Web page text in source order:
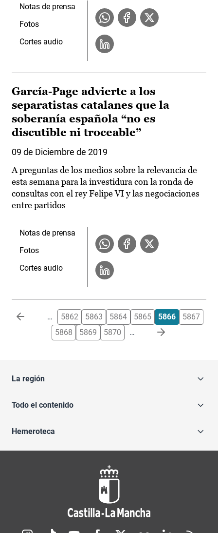
Notas de prensa
Fotos
Cortes audio
García-Page advierte a los
separatistas catalanes que la
soberanía española “no es
discutible ni troceable”
09 de Diciembre de 2019
A preguntas de los medios sobre la relevancia de
esta semana para la investidura con la ronda de
consultas con el rey Felipe VI y las negociaciones
entre partidos
Notas de prensa
Fotos
Cortes audio
Paginación … 5862 5863 5864 5865 5866
5867
5868
5869 5870 …
La región
Todo el contenido
Hemeroteca